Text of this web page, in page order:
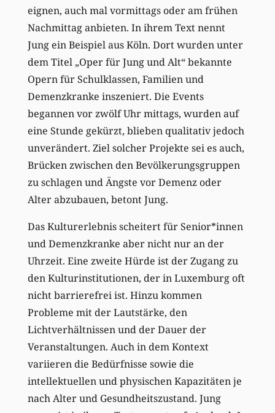
eignen, auch mal vormittags oder am frühen
Nachmittag anbieten. In ihrem Text nennt
Jung ein Beispiel aus Köln. Dort wurden unter
dem Titel „Oper für Jung und Alt“ bekannte
Opern für Schulklassen, Familien und
Demenzkranke inszeniert. Die Events
begannen vor zwölf Uhr mittags, wurden auf
eine Stunde gekürzt, blieben qualitativ jedoch
unverändert. Ziel solcher Projekte sei es auch,
Brücken zwischen den Bevölkerungsgruppen
zu schlagen und Ängste vor Demenz oder
Alter abzubauen, betont Jung.
Das Kulturerlebnis scheitert für Senior*innen
und Demenzkranke aber nicht nur an der
Uhrzeit. Eine zweite Hürde ist der Zugang zu
den Kulturinstitutionen, der in Luxemburg oft
nicht barrierefrei ist. Hinzu kommen
Probleme mit der Lautstärke, den
Lichtverhältnissen und der Dauer der
Veranstaltungen. Auch in dem Kontext
variieren die Bedürfnisse sowie die
intellektuellen und physischen Kapazitäten je
nach Alter und Gesundheitszustand. Jung